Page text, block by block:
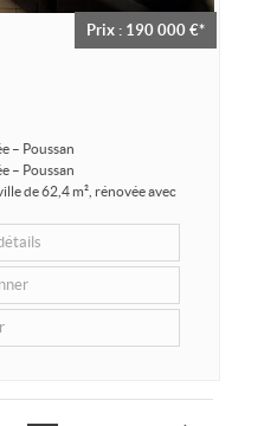
Prix : 190 000 €*
– Poussan
– Poussan
de 62,4 m², rénovée avec